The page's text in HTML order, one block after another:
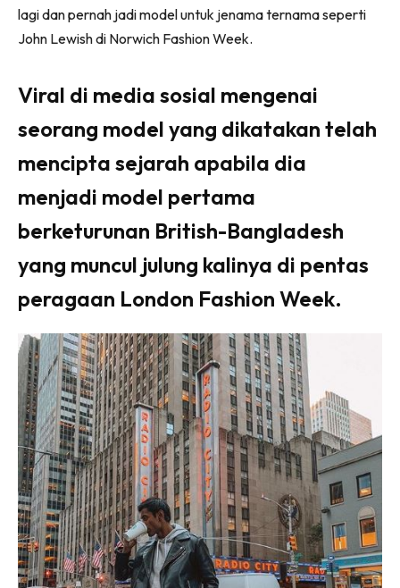
lagi dan pernah jadi model untuk jenama ternama seperti
John Lewish di Norwich Fashion Week.
Viral di media sosial mengenai
seorang model yang dikatakan telah
mencipta sejarah apabila dia
menjadi model pertama
berketurunan British-Bangladesh
yang muncul julung kalinya di pentas
peragaan London Fashion Week.